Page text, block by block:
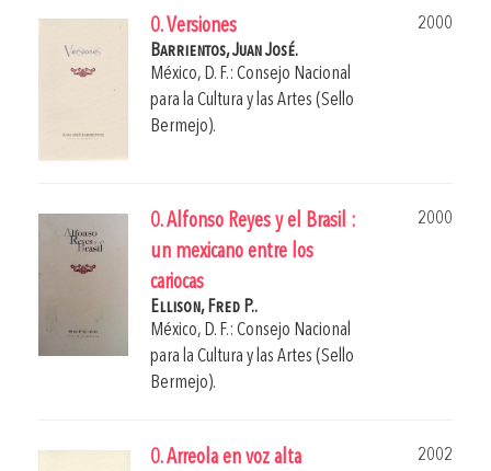
0. Versiones
2000
Barrientos, Juan José.
México, D. F.: Consejo Nacional
para la Cultura y las Artes (Sello
Bermejo).
0. Alfonso Reyes y el Brasil :
un mexicano entre los
cariocas
2000
Ellison, Fred P..
México, D. F.: Consejo Nacional
para la Cultura y las Artes (Sello
Bermejo).
0. Arreola en voz alta
2002